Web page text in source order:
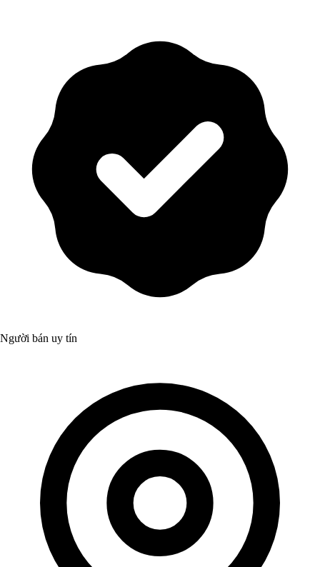
Người bán uy tín